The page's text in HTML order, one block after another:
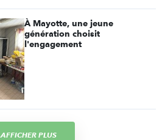
À Mayotte, une jeune
génération choisit
l'engagement
AFFICHER PLUS